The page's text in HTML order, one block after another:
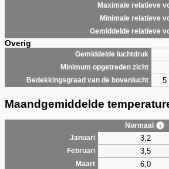
Maximale relatieve
Minimale relatieve
Gemiddelde relatieve
Overig
Gemiddelde luchtdruk
Minimum opgetreden zicht
Bedekkingsgraad van de bovenlucht 5
Maandgemiddelde
Normaal
Januari
3,2
Februari 3,5
Maart
6,0